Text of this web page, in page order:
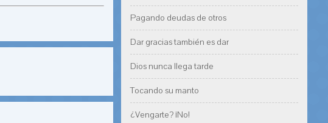
Pagando deudas de otros
Dar gracias también es dar
Dios nunca llega tarde
Tocando su manto
¿Vengarte? ¡No!